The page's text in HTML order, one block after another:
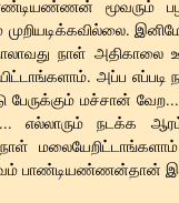
மூவரும்
நாள் அதிகாலை
அப்ப எப்படி
மச்சான்
எல்லாரும் நடக்க
பாண்டியண்ணன்தான்